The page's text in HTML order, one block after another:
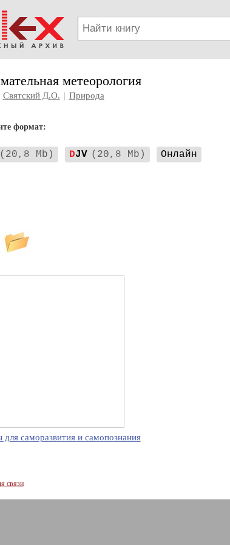
метеорология
Святский Д.О. | Природа
формат:
(20,8 Mb) DJV (20,8 Mb) Онлайн
для саморазвития и самопознания
связи